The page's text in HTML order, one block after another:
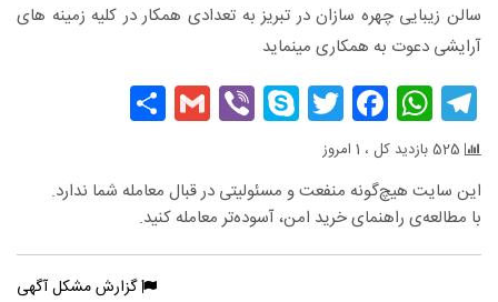
سالن زیبایی چهره سازان در تبریز به تعدادی همکار در کلیه زمینه های
آرایشی دعوت به همکاری مینماید
Telegram
WhatsApp
Facebook
Twitter
Skype
Viber
Gmail
این سایت هیچ‌گونه منفعت و مسئولیتی در قبال معامله شما ندارد.
با مطالعه‌ی راهنمای خرید امن، آسوده‌تر معامله کنید.
گزارش مشکل آگهی